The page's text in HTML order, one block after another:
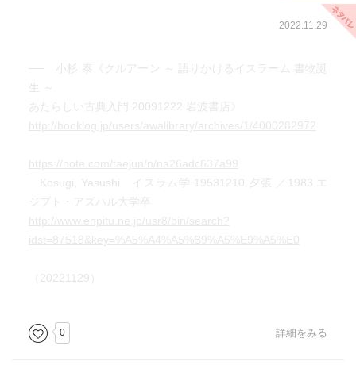
2022.11.29
── 小杉 泰《クルアーン ～ 語りかけるイスラーム 書物誕
生 ～
あたらしい古典入門 20091222 岩波書店》
Kosugi, Yasushi イスラム学 19531210 夕張 ／1983 エ
ジプト・アズハル大学卒
（20221129）
0 詳細をみる